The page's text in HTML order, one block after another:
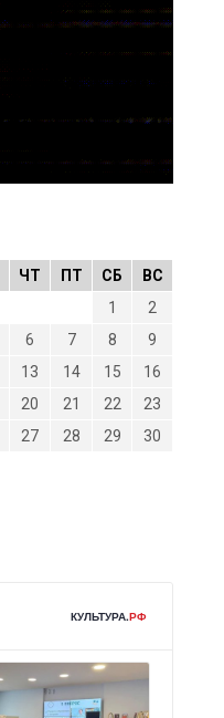
ЧТ ПТ СБ
ВС
1
2
6 7 8
9
13 14 15
16
20 21 22
23
27 28 29
30